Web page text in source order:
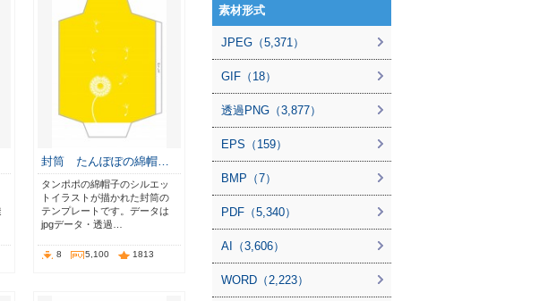
封筒 たんぽぽの綿帽…
タンポポの綿帽子のシルエッ
トイラストが描かれた封筒の
テンプレートです。データは
jpgデータ・透過…
8 5,100 1813
素材形式
JPEG（5,371）
GIF（18）
透過PNG（3,877）
EPS（159）
BMP（7）
PDF（5,340）
AI（3,606）
WORD（2,223）